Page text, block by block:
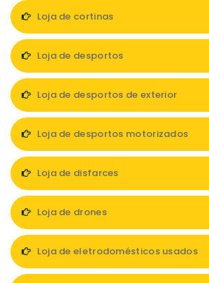
Loja de cortinas
Loja de desportos
Loja de desportos de exterior
Loja de desportos motorizados
Loja de disfarces
Loja de drones
Loja de eletrodomésticos usados